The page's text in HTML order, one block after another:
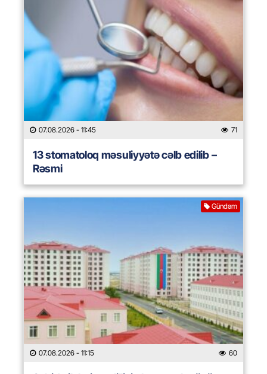
07.08.2026 - 11:45 71
13 stomatoloq məsuliyyətə cəlb edilib –
Rəsmi
Gündəm
07.08.2026 - 11:15 60